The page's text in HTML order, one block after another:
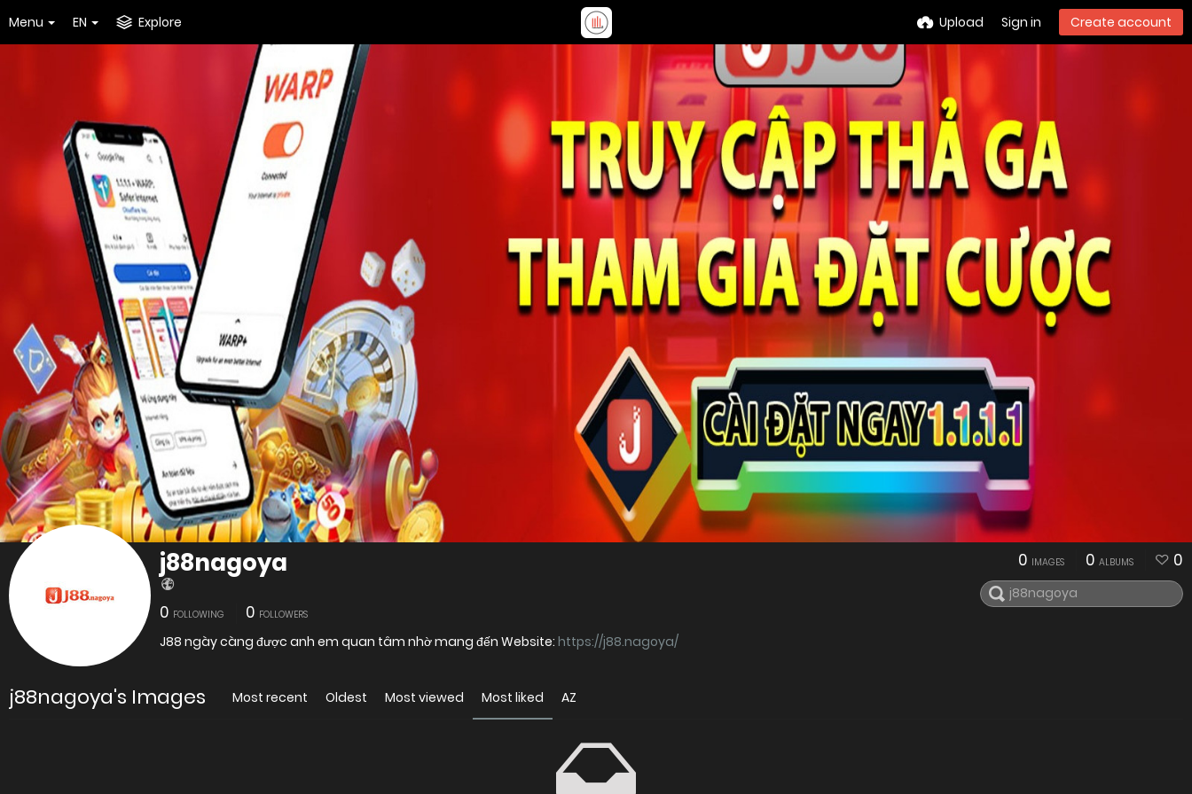
Menu EN Explore Upload Sign in Create account
j88nagoya
0 FOLLOWING 0 FOLLOWERS
J88 ngày càng được anh em quan tâm nhờ mang đến Website: https://j88.nagoya/
0 IMAGES 0 ALBUMS 0
j88nagoya's Images Most recent Oldest Most viewed Most liked AZ